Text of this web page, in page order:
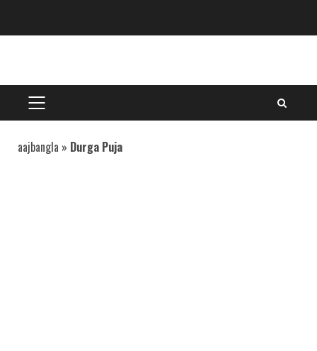
PRIMARY
MENU
aajbangla » Durga Puja